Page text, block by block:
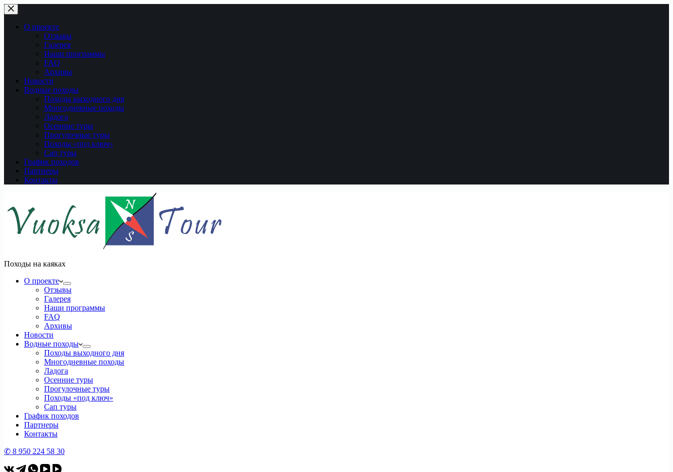
Перейти
к
сути
О проекте
Отзывы
Галерея
Наши программы
FAQ
Архивы
Новости
Водные походы
Походы выходного дня
Многодневные походы
Ладога
Осенние туры
Прогулочные туры
Походы «под ключ»
Сап туры
График походов
Партнеры
Контакты
Походы на каяках
О проекте
Отзывы
Галерея
Наши программы
FAQ
Архивы
Новости
Водные походы
Походы выходного дня
Многодневные походы
Ладога
Осенние туры
Прогулочные туры
Походы «под ключ»
Сап туры
График походов
Партнеры
Контакты
✆ 8 950 224 58 30